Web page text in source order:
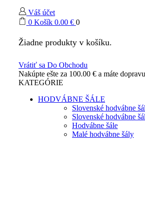
Váš účet
0 Košík 0.00 € 0
Žiadne produkty v košíku.
Vrátiť sa Do Obchodu
Nakúpte ešte za 100.00 € a máte
KATEGÓRIE
HODVÁBNE ŠÁLE
Slovenské hodvábne
Slovenské hodvábne
Hodvábne šále
Malé hodvábne šály